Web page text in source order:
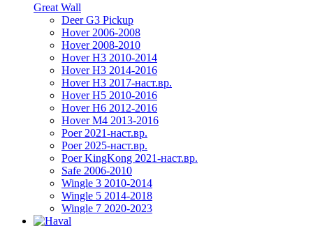
Great Wall
Deer G3 Pickup
Hover 2006-2008
Hover 2008-2010
Hover H3 2010-2014
Hover H3 2014-2016
Hover H3 2017-наст.вр.
Hover H5 2010-2016
Hover H6 2012-2016
Hover M4 2013-2016
Poer 2021-наст.вр.
Poer 2025-наст.вр.
Poer KingKong 2021-наст.вр.
Safe 2006-2010
Wingle 3 2010-2014
Wingle 5 2014-2018
Wingle 7 2020-2023